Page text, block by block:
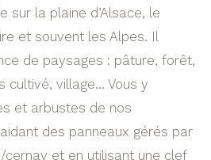
sur la plaine d’Alsace, le
et souvent les Alpes. Il
de paysages : pâture, forêt,
cultivé, village… Vous y
et arbustes de nos
des panneaux gérés par
cernay et en utilisant une clef